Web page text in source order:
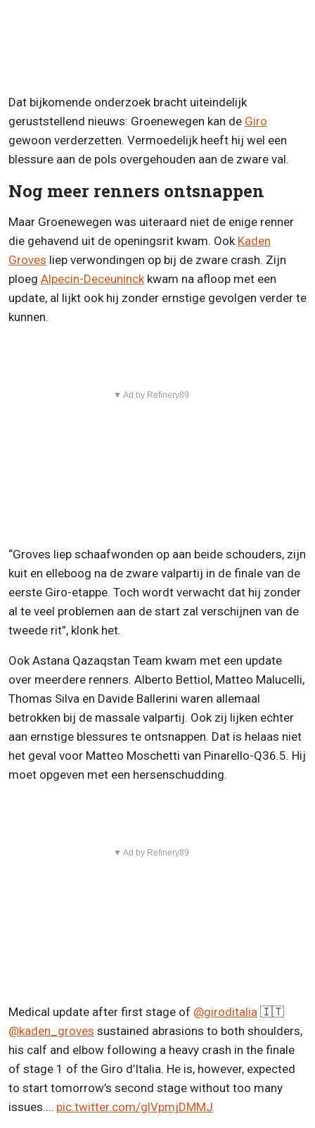
Dat bijkomende onderzoek bracht uiteindelijk
geruststellend nieuws: Groenewegen kan de Giro
gewoon verderzetten. Vermoedelijk heeft hij wel een
blessure aan de pols overgehouden aan de zware val.
Nog meer renners ontsnappen
Maar Groenewegen was uiteraard niet de enige renner
die gehavend uit de openingsrit kwam. Ook Kaden
Groves liep verwondingen op bij de zware crash. Zijn
ploeg Alpecin-Deceuninckkwam na afloop met een
update, al lijkt ook hij zonder ernstige gevolgen verder te
kunnen.
▼ Ad by Refinery89
“Groves liep schaafwonden op aan beide schouders, zijn
kuit en elleboog na de zware valpartij in de finale van de
eerste Giro-etappe. Toch wordt verwacht dat hij zonder
al te veel problemen aan de start zal verschijnen van de
tweede rit”, klonk het.
Ook Astana Qazaqstan Team kwam met een update
over meerdere renners. Alberto Bettiol, Matteo Malucelli,
Thomas Silva en Davide Ballerini waren allemaal
betrokken bij de massale valpartij. Ook zij lijken echter
aan ernstige blessures te ontsnappen. Dat is helaas niet
het geval voor Matteo Moschetti van Pinarello-Q36.5. Hij
moet opgeven met een hersenschudding.
▼ Ad by Refinery89
Medical update after first stage of @giroditalia 🇮🇹
@kaden_groves sustained abrasions to both shoulders,
his calf and elbow following a heavy crash in the finale
of stage 1 of the Giro d’Italia. He is, however, expected
to start tomorrow’s second stage without too many
issues.… pic.twitter.com/glVpmjDMMJ